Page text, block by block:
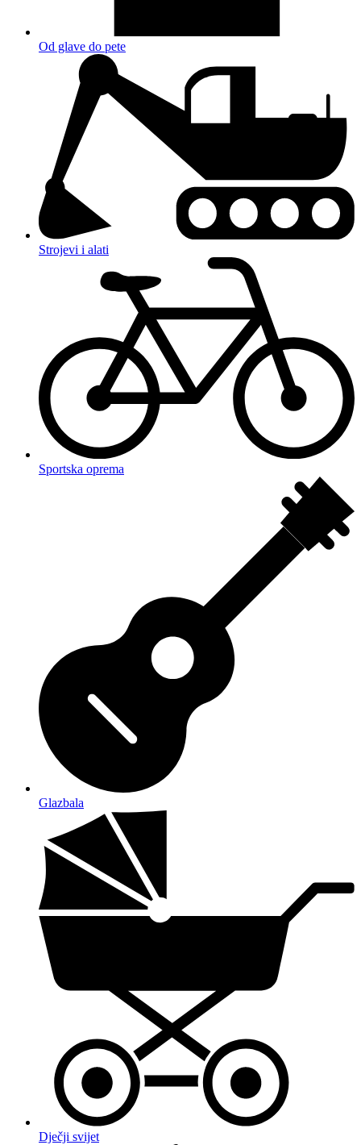
Od glave do pete
Strojevi i alati
Sportska oprema
Glazbala
Dječji svijet